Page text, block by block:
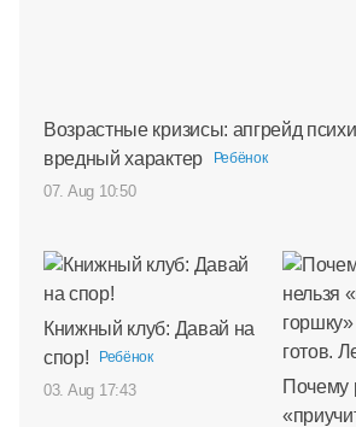
Возрастные кризисы: апгрейд
вредный характер
Ребёнок
07. Aug 10:50
Книжный клуб: Давай на
спор!
Ребёнок
03. Aug 17:43
Почему